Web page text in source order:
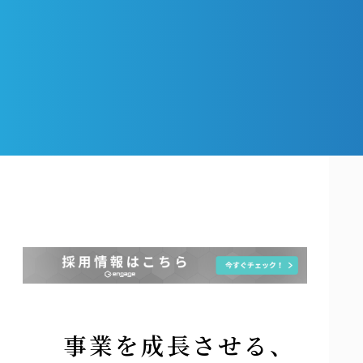
事業を成長させる、